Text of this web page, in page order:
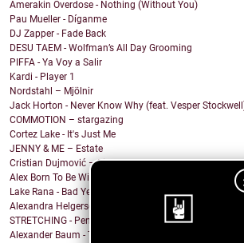
Amerakin Overdose - Nothing (Without You)
Pau Mueller - Díganme
DJ Zapper - Fade Back
DESU TAEM - Wolfman’s All Day Grooming
PIFFA - Ya Voy a Salir
Kardi - Player 1
Nordstahl – Mjölnir
Jack Horton - Never Know Why (feat. Vesper
COMMOTION – stargazing
Cortez Lake - It's Just Me
JENNY & ME – Estate
Cristian Dujmović – Fin de un mundo
Alex Born To Be Wild - Nice Girls
Lake Rana - Bad Year
Alexandra Helgerson - We're Never Going Out
STRETCHING - Pencil Me In
Alexander Baum - Träume